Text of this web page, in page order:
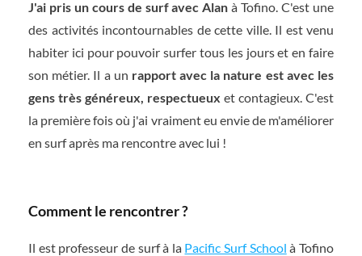
J'ai pris un cours de surf avec Alan à Tofino. C'est une
des activités incontournables de cette ville. Il est venu
habiter ici pour pouvoir surfer tous les jours et en faire
son métier. Il a un rapport avec la nature est avec les
gens très généreux, respectueux et contagieux. C'est
la première fois où j'ai vraiment eu envie de m'améliorer
en surf après ma rencontre avec lui !
Comment le rencontrer ?
Il est professeur de surf à la Pacific Surf School à Tofino